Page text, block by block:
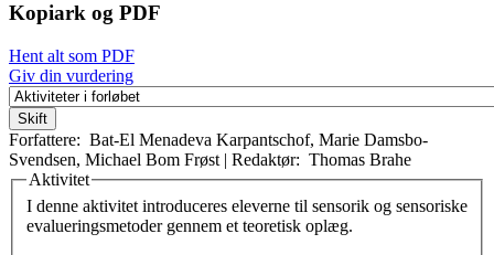
Kopiark og PDF
Hent alt som PDF
Giv din vurdering
Forfattere: Bat-El Menadeva Karpantschof, Marie Damsbo-
Svendsen, Michael Bom Frøst | Redaktør: Thomas Brahe
Vertikale faneblade
Aktivitet
I denne aktivitet introduceres eleverne til sensorik og sensoriske
evalueringsmetoder gennem et teoretisk oplæg.